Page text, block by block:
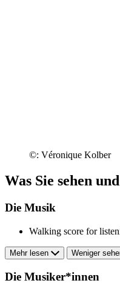
©: Véronique Kolber
Was Sie sehen
Die Musik
Walking score for
Mehr lesen Weniger
Die Musiker*innen